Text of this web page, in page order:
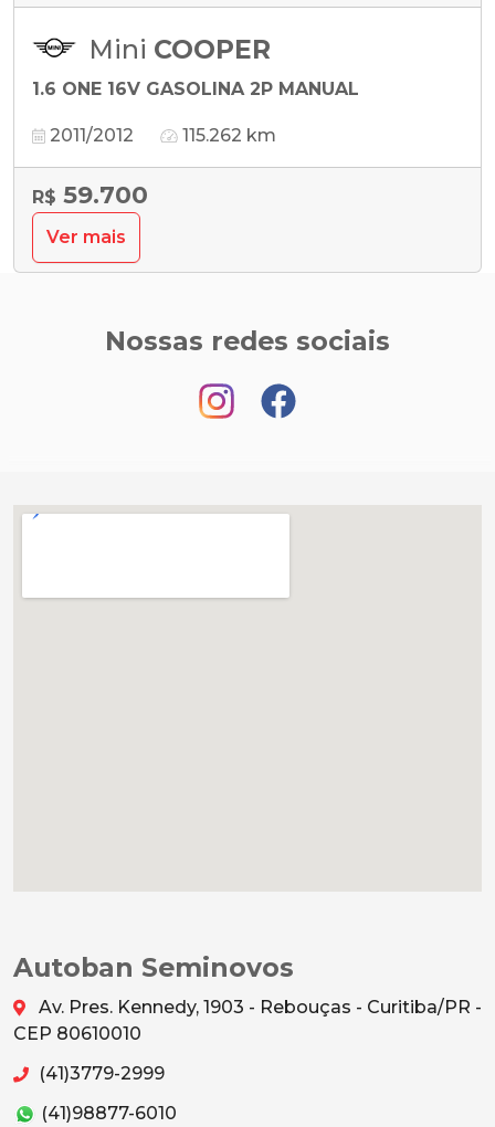
Mini COOPER
1.6 ONE 16V GASOLINA 2P MANUAL
2011/2012 115.262 km
R$ 59.700
Ver mais
Nossas redes sociais
Autoban Seminovos
Av. Pres. Kennedy, 1903 - Rebouças - Curitiba/PR -
CEP 80610010
(41)3779-2999
(41)98877-6010